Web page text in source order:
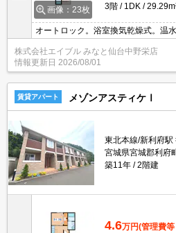
画像：23枚
3階
1DK
オートロック。浴室換気乾燥式。温
ン付き。仲介手数料家賃の0.55ヵ月
可。物置あり。追焚き機能付バス。
株式会社エイブル みなと仙台中野栄店
情報更新日 2026/08/01
賃貸アパート メゾンアスティケⅠ
東北本線/新利府駅
宮城県宮城郡利府
築11年
2階建
4.6万円(管理費